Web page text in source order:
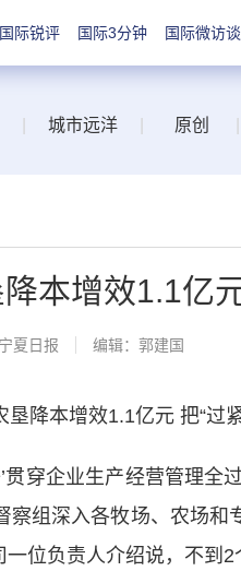
国际锐评 国际3分钟 国际微访谈
城市远洋 原创
本增效1.1亿
宁夏日报 编辑：郭建国
本增效1.1亿元 把“过
穿企业生产经营管理全
察组深入各牧场、农场和
位负责人介绍说，不到2